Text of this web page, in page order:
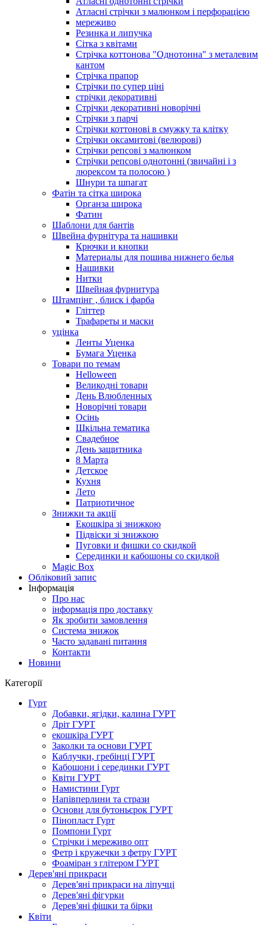
Атласні стрічки з малюнком і перфорацією
мереживо
Резинка и липучка
Сітка з квітами
Стрічка коттонова "Однотонна" з металевим
кантом
Стрічка прапор
Стрічки по супер ціні
стрічки декоративні
Стрічки декоративні новорічні
Стрічки з парчі
Стрічки коттонові в смужку та клітку
Стрічки оксамитові (велюрові)
Стрічки репсові з малюнком
Стрічки репсові однотонні (звичайні і з
люрексом та полосою )
Шнури та шпагат
Фатін та сітка широка
Органза широка
Фатин
Шаблони для бантів
Швейна фурнітура та нашивки
Крючки и кнопки
Материалы для пошива нижнего белья
Нашивки
Нитки
Швейная фурнитура
Штампінг , блиск і фарба
Гліттер
Трафареты и маски
уцінка
Ленты Уценка
Бумага Уценка
Товари по темам
Helloween
Великодні товари
День Влюбленных
Новорічні товари
Осінь
Шкільна тематика
Свадебное
День защитника
8 Марта
Детское
Кухня
Лето
Патриотичное
Знижки та акції
Екошкіра зі знижкою
Підвіски зі знижкою
Пуговки и фишки со скидкой
Серединки и кабошоны со скидкой
Magic Box
Обліковий запис
Інформація
Про нас
інформація про доставку
Як зробити замовлення
Система знижок
Часто задавані питання
Контакти
Новини
Категорії
Гурт
Добавки, ягідки, калина ГУРТ
Дріт ГУРТ
екошкіра ГУРТ
Заколки та основи ГУРТ
Каблучки, гребінці ГУРТ
Кабошони і серединки ГУРТ
Квіти ГУРТ
Намистини Гурт
Напівперлини та стрази
Основи для бутоньєрок ГУРТ
Пінопласт Гурт
Помпони Гурт
Стрічки і мереживо опт
Фетр і кружечки з фетру ГУРТ
Фоаміран з глітером ГУРТ
Дерев'яні прикраси
Дерев'яні прикраси на ліпучці
Дерев'яні фігурки
Дерев'яні фішки та бірки
Квіти